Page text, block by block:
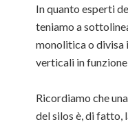
In quanto esperti
teniamo a
monolitica o divisa
verticali in
Ricordiamo che
del silos è, di fatto,